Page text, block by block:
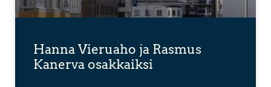
Hanna Vieruaho ja Rasmus
Kanerva osakkaiksi